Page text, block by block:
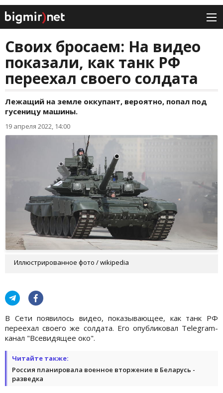
Своих бросаем: На видео
показали, как танк РФ
переехал своего солдата
Лежащий на земле оккупант, вероятно, попал под
гусеницу машины.
19 апреля 2022, 14:00
Иллюстрированное фото / wikipedia
В Сети появилось видео, показывающее, как танк РФ
переехал своего же солдата. Его опубликовал Telegram-
канал "Всевидящее око".
Читайте также:
Россия планировала военное вторжение в Беларусь -
разведка